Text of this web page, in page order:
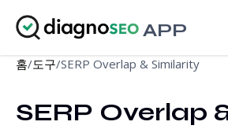
APP
도구
가격
홈/도구/SERP Overlap & Similarity
SERP Overlap